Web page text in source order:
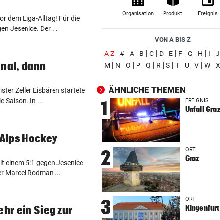
dem Liga-Alltag! Für die
Jesenice. Der ...
dann
Zeller Eisbären startete
Saison. In ...
Hockey
einem 5:1 gegen Jesenice
Marcel Rodman ...
ein Sieg zur
Tiroler Seniorin (76)
TRAINER ZARIC DEUTLICH
Trotz 3:1 gegen WSG bleibt
Altachern ein Problem
FÄHIGKEITEN BEDENKLICH
Sorge um Sicherheit: OpenAI
muss neue KI einhegen
WARTEN AUF DEN SIEG?
GAK-Heimstart: „Qualität ist
ganz andere!“
500 STATT FÜNF EURO
Falscher Spendensammler
Paar über den Tisch
Organisation Produkt Ereignis
VON A BIS Z
A-Z(ausgewählt)
# A B C D E F G H I J
M
N O P Q R S T U V W X
ÄHNLICHE THEMEN
1 EREIGNIS
Unfall Graz
2 ORT
Graz
3 ORT
Klagenfurt